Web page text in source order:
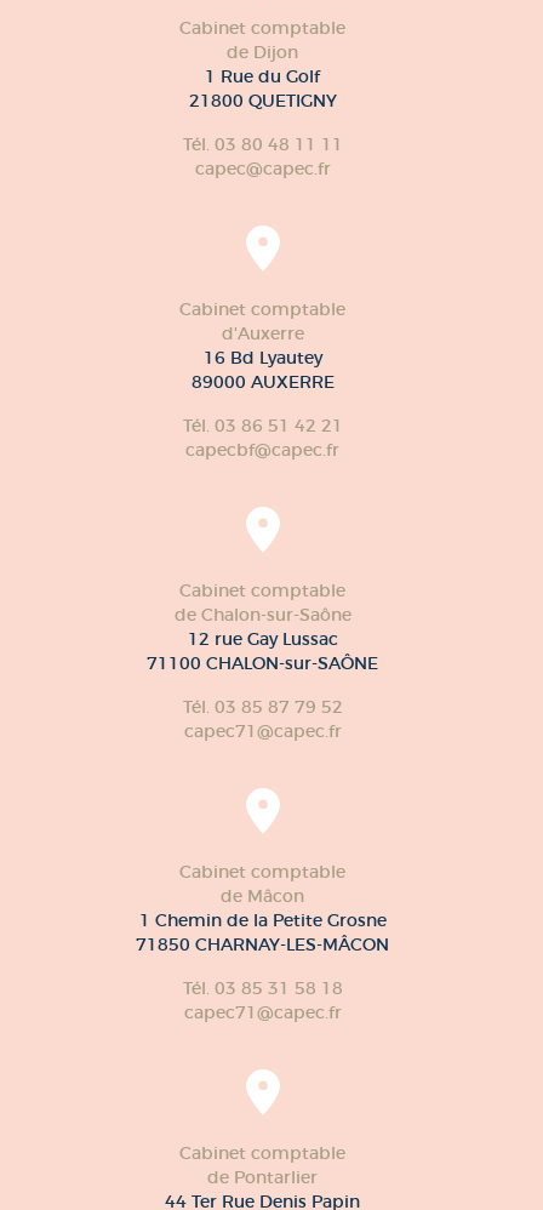
Cabinet comptable
de Dijon
1 Rue du Golf
21800 QUETIGNY
Tél. 03 80 48 11 11
capec@capec.fr
Cabinet comptable
d'Auxerre
16 Bd Lyautey
89000 AUXERRE
Tél. 03 86 51 42 21
capecbf@capec.fr
Cabinet comptable
de Chalon-sur-Saône
12 rue Gay Lussac
71100 CHALON-sur-SAÔNE
Tél. 03 85 87 79 52
capec71@capec.fr
Cabinet comptable
de Mâcon
1 Chemin de la Petite Grosne
71850 CHARNAY-LES-MÂCON
Tél. 03 85 31 58 18
capec71@capec.fr
Cabinet comptable
de Pontarlier
44 Ter Rue Denis Papin